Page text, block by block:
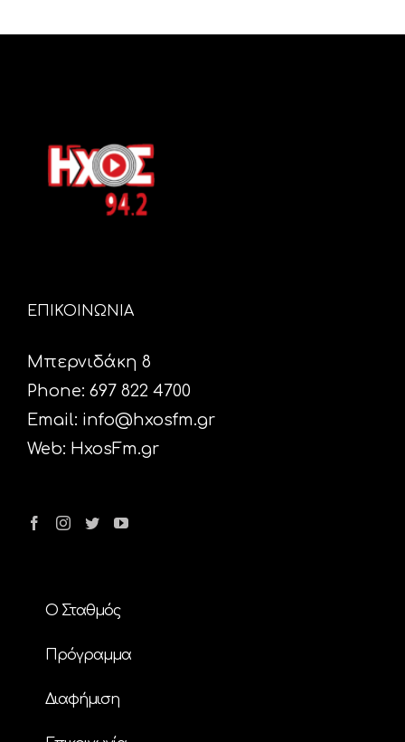
ΕΠΙΚΟΙΝΩΝΙΑ
Μπερνιδάκη 8
Phone: 697 822 4700
Email: info@hxosfm.gr
Web: HxosFm.gr
Ο Σταθμός
Πρόγραμμα
Διαφήμιση